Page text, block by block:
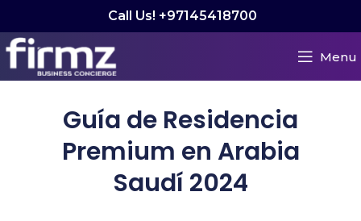
Call Us! +97145418700
Menu
Guía de Residencia
Premium en Arabia
Saudí 2024